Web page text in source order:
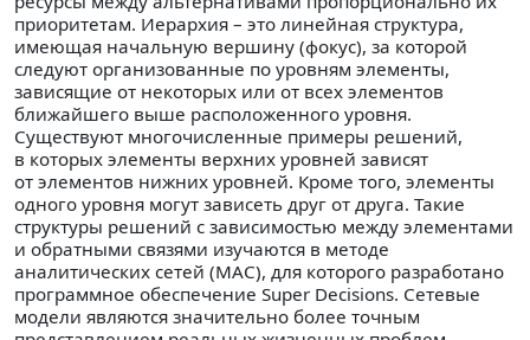
приоритетам. Иерархия – это линейная структура,
имеющая начальную вершину (фокус), за которой
следуют организованные по уровням элементы,
зависящие от некоторых или от всех элементов
ближайшего выше расположенного уровня.
Существуют многочисленные примеры решений,
в которых элементы верхних уровней зависят
от элементов нижних уровней. Кроме того, элементы
одного уровня могут зависеть друг от друга. Такие
структуры решений с зависимостью между элементами
и обратными связями изучаются в методе
аналитических сетей (МАС), для которого разработано
программное обеспечение Super Decisions. Сетевые
модели являются значительно более точным